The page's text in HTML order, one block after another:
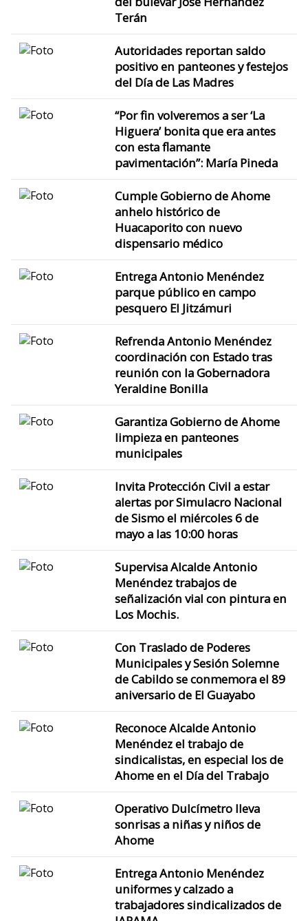
Terán
Autoridades reportan saldo
positivo en panteones y festejos
del Día de Las Madres
“Por fin volveremos a ser ‘La
Higuera’ bonita que era antes
con esta flamante
pavimentación”: María Pineda
Cumple Gobierno de Ahome
anhelo histórico de
Huacaporito con nuevo
dispensario médico
Entrega Antonio Menéndez
parque público en campo
pesquero El Jitzámuri
Refrenda Antonio Menéndez
coordinación con Estado tras
reunión con la Gobernadora
Yeraldine Bonilla
Garantiza Gobierno de Ahome
limpieza en panteones
municipales
Invita Protección Civil a estar
alertas por Simulacro Nacional
de Sismo el miércoles 6 de
mayo a las 10:00 horas
Supervisa Alcalde Antonio
Menéndez trabajos de
señalización vial con pintura en
Los Mochis.
Con Traslado de Poderes
Municipales y Sesión Solemne
de Cabildo se conmemora el 89
aniversario de El Guayabo
Reconoce Alcalde Antonio
Menéndez el trabajo de
sindicalistas, en especial los de
Ahome en el Día del Trabajo
Operativo Dulcímetro lleva
sonrisas a niñas y niños de
Ahome
Entrega Antonio Menéndez
uniformes y calzado a
trabajadores sindicalizados de